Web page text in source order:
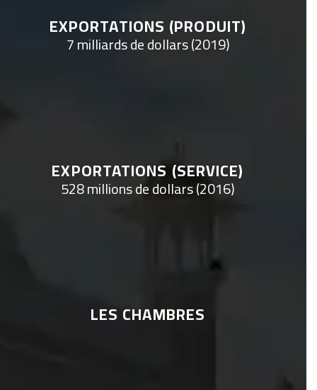
EXPORTATIONS (PRODUIT)
7 milliards de dollars (2019)
EXPORTATIONS (SERVICE)
528 millions de dollars (2016)
LES CHAMBRES